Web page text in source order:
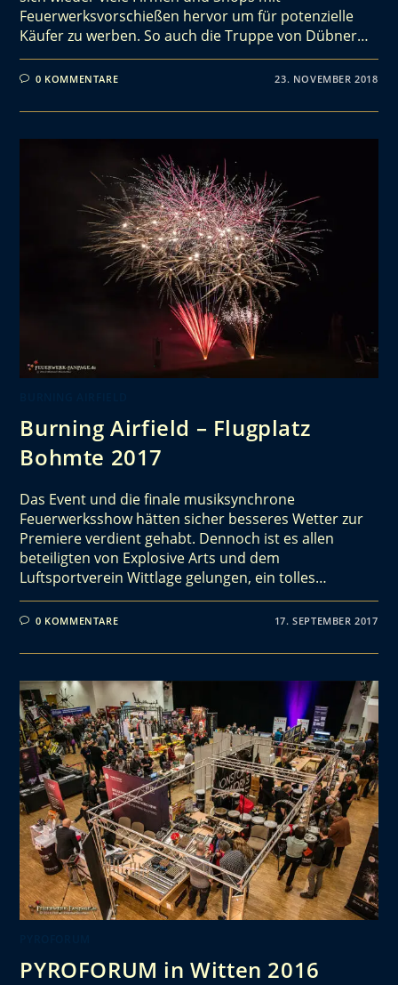
Feuerwerksvorschießen hervor um für potenzielle
Käufer zu werben. So auch die Truppe von Dübner…
0 KOMMENTARE 23. NOVEMBER 2018
Burning Airfield – Flugplatz
Bohmte 2017
Das Event und die finale musiksynchrone
Feuerwerksshow hätten sicher besseres Wetter zur
Premiere verdient gehabt. Dennoch ist es allen
beteiligten von Explosive Arts und dem
Luftsportverein Wittlage gelungen, ein tolles…
0 KOMMENTARE 17. SEPTEMBER 2017
PYROFORUM in Witten 2016